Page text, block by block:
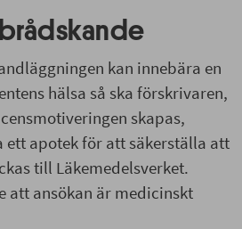
kan innebära en
hälsa så ska förskrivaren,
skapas,
apotek för att säkerställa att
till Läkemedelsverket.
att ansökan är medicinskt